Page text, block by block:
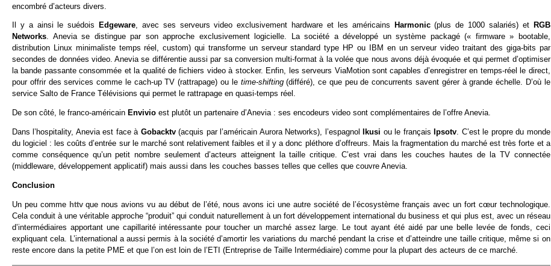
encombré d’acteurs divers.
Il y a ainsi le suédois Edgeware, avec ses serveurs video exclusivement hardware et les américains Harmonic(plus de 1000 salariés) et RGB
Networks. Anevia se distingue par son approche exclusivement logicielle. La société a développé un système packagé (« firmware » bootable,
distribution Linux minimaliste temps réel, custom) qui transforme un serveur standard type HP ou IBM en un serveur video traitant des giga-bits par
secondes de données video. Anevia se différentie aussi par sa conversion multi-format à la volée que nous avons déjà évoquée et qui permet d’optimiser
la bande passante consommée et la qualité de fichiers video à stocker. Enfin, les serveurs ViaMotion sont capables d’enregistrer en temps-réel le direct,
pour offrir des services comme le cach-up TV (rattrapage) ou le time-shifting(différé), ce que peu de concurrents savent gérer à grande échelle. D’où le
service Salto de France Télévisions qui permet le rattrapage en quasi-temps réel.
De son côté, le franco-américain Envivio est plutôt un partenaire d’Anevia : ses encodeurs video sont complémentaires de l’offre Anevia.
Dans l’hospitality, Anevia est face à Gobacktv(acquis par l’américain Aurora Networks), l’espagnol Ikusi ou le français Ipsotv. C’est le propre du monde
du logiciel : les coûts d’entrée sur le marché sont relativement faibles et il y a donc pléthore d’offreurs. Mais la fragmentation du marché est très forte et a
comme conséquence qu’un petit nombre seulement d’acteurs atteignent la taille critique. C’est vrai dans les couches hautes de la TV connectée
(middleware, développement applicatif) mais aussi dans les couches basses telles que celles que couvre Anevia.
Conclusion
Un peu comme httvque nous avions vu au début de l’été, nous avons ici une autre société de l’écosystème français avec un fort cœur technologique.
Cela conduit à une véritable approche “produit” qui conduit naturellement à un fort développement international du business et qui plus est, avec un réseau
d’intermédiaires apportant une capillarité intéressante pour toucher un marché assez large. Le tout ayant été aidé par une belle levée de fonds, ceci
expliquant cela. L’international a aussi permis à la société d’amortir les variations du marché pendant la crise et d’atteindre une taille critique, même si on
reste encore dans la petite PME et que l’on est loin de l’ETI (Entreprise de Taille Intermédiaire) comme pour la plupart des acteurs de ce marché.